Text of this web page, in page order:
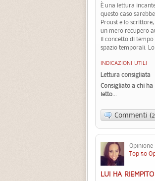
È una lettura
questo caso
Proust e lo
un mero recupero
il concetto di
spazio temporali.
INDICAZIONI UTILI
Lettura consigliata
Consigliato a chi ha
letto...
Commenti
Opinione
Top 50
LUI HA